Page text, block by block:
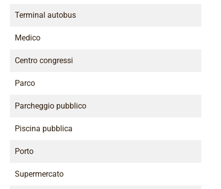
Terminal autobus
Medico
Centro congressi
Parco
Parcheggio pubblico
Piscina pubblica
Porto
Supermercato